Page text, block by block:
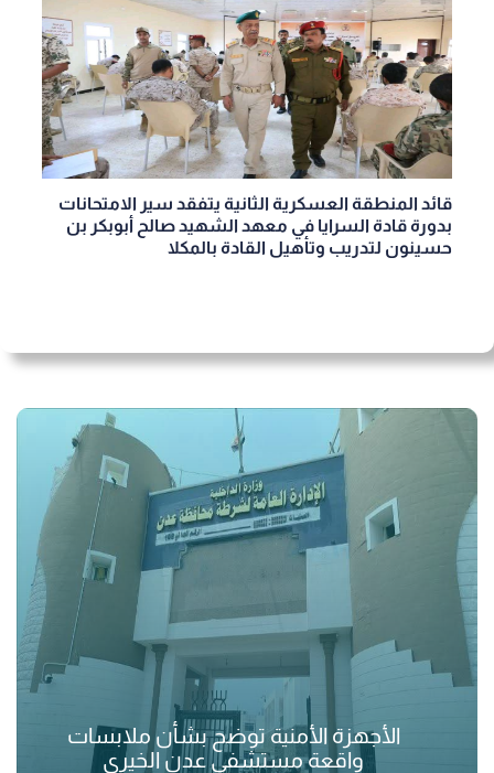
قائد المنطقة العسكرية الثانية يتفقد سير الامتحانات
بدورة قادة السرايا في معهد الشهيد صالح أبوبكر بن
حسينون لتدريب وتأهيل القادة بالمكلا
الأجهزة الأمنية توضح بشأن ملابسات
واقعة مستشفى عدن الخيري